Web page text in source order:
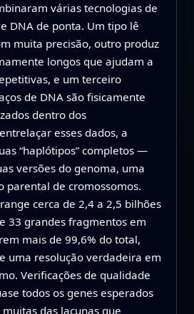
várias tecnologias de
DNA de ponta. Um tipo lê
muita precisão, outro produz
longos que ajudam a
e um terceiro
de DNA são fisicamente
dentro dos
esses dados, a
“haplótipos” completos —
versões do genoma, uma
parental de cromossomos.
cerca de 2,4 a 2,5 bilhões
33 grandes fragmentos em
mais de 99,6% do total,
uma resolução verdadeira em
Verificações de qualidade
todos os genes esperados
das lacunas que